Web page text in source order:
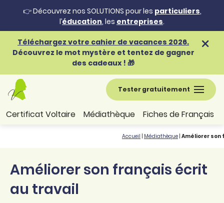
👉 Découvrez nos SOLUTIONS pour les particuliers,
l’éducation, les entreprises.
Téléchargez votre cahier de vacances 2026.
Découvrez le mot mystère et tentez de gagner
des cadeaux ! 🎁
Tester gratuitement
Certificat Voltaire Médiathèque Fiches de Français
Accueil Médiathèque Améliorer
Améliorer son français écrit
au travail